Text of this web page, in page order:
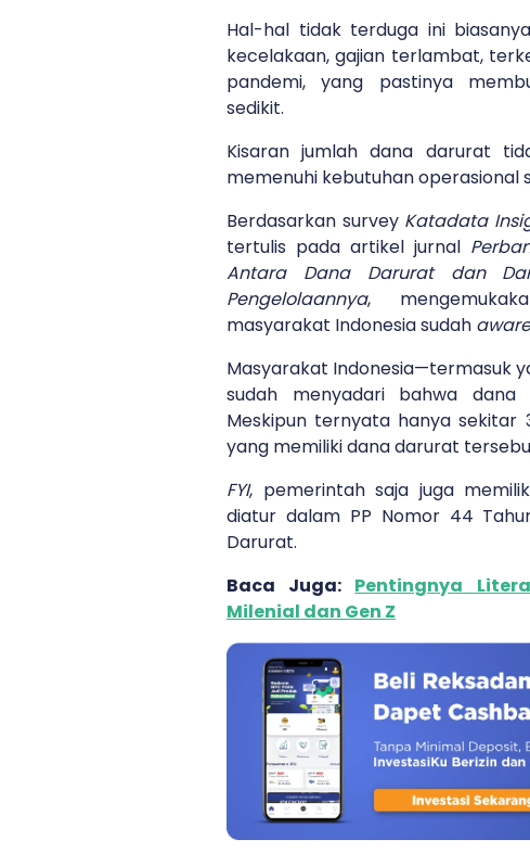
Hal-hal tidak terduga ini
kecelakaan, gajian terlambat,
pandemi, yang pastinya
sedikit.
Kisaran jumlah dana darurat
memenuhi kebutuhan operasional
Berdasarkan survey Katadata
tertulis pada artikel jurnal
Antara Dana Darurat dan
Pengelolaannya,
masyarakat Indonesia sudah
Masyarakat Indonesia—termasuk
sudah menyadari bahwa
Meskipun ternyata hanya sekitar
yang memiliki dana darurat
FYI, pemerintah saja juga
diatur dalam PP Nomor 44
Darurat.
Baca Juga: Pentingnya
Milenial dan Gen Z